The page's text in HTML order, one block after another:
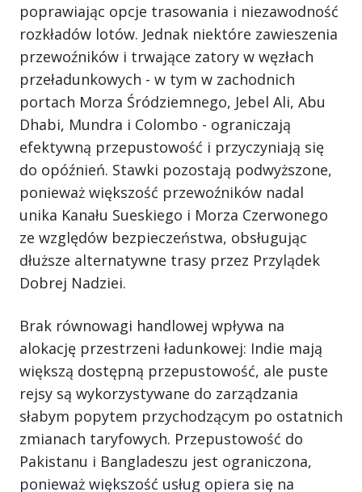
poprawiając opcje trasowania i niezawodność
rozkładów lotów. Jednak niektóre zawieszenia
przewoźników i trwające zatory w węzłach
przeładunkowych - w tym w zachodnich
portach Morza Śródziemnego, Jebel Ali, Abu
Dhabi, Mundra i Colombo - ograniczają
efektywną przepustowość i przyczyniają się
do opóźnień. Stawki pozostają podwyższone,
ponieważ większość przewoźników nadal
unika Kanału Sueskiego i Morza Czerwonego
ze względów bezpieczeństwa, obsługując
dłuższe alternatywne trasy przez Przylądek
Dobrej Nadziei.
Brak równowagi handlowej wpływa na
alokację przestrzeni ładunkowej: Indie mają
większą dostępną przepustowość, ale puste
rejsy są wykorzystywane do zarządzania
słabym popytem przychodzącym po ostatnich
zmianach taryfowych. Przepustowość do
Pakistanu i Bangladeszu jest ograniczona,
ponieważ większość usług opiera się na